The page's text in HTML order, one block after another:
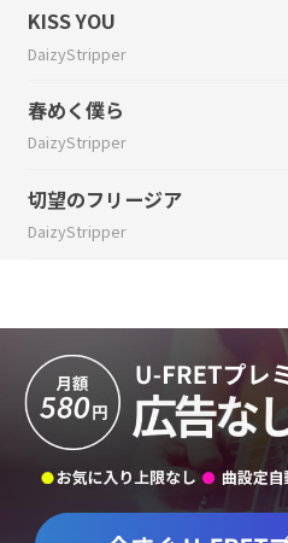
KISS YOU
DaizyStripper
春めく僕ら
DaizyStripper
切望のフリージア
DaizyStripper